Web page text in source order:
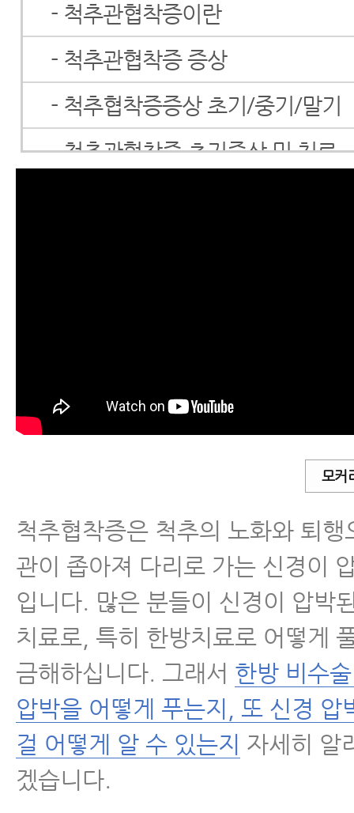
- 척추관협착증이란
- 척추관협착증 증상
- 척추협착증증상 초기/중기/말기
- 척추관협착증 초기증상 및 치료
- 퇴행성척추관협착증을 일으키는
- 척추협착증 말기 중증 환자가 입
야 되는 4가지 이유
- 협착증에 스테로이드 시술 효과
유
- 협착증 치료효과 논문
- 척추관협착증 환자가 꼭 알아야
- 협착증은 치료를 받든 안 받든
야 한다
모커
척추협착증은 척추의 노화와 퇴행
관이 좁아져 다리로 가는 신경이
입니다. 많은 분들이 신경이 압박
치료로, 특히 한방치료로 어떻게
금해하십니다. 그래서 한방 비수
압박을 어떻게 푸는지, 또 신경 압
걸 어떻게 알 수 있는지 자세히 알
겠습니다.